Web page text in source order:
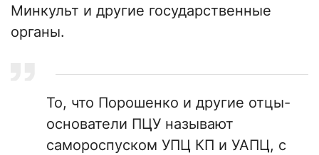
Минкульт и другие государственные
органы.
То, что Порошенко и другие отцы-
основатели ПЦУ называют
самороспуском УПЦ КП и УАПЦ, с